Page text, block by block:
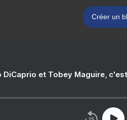
Créer un
DiCaprio et Tobey Maguire,